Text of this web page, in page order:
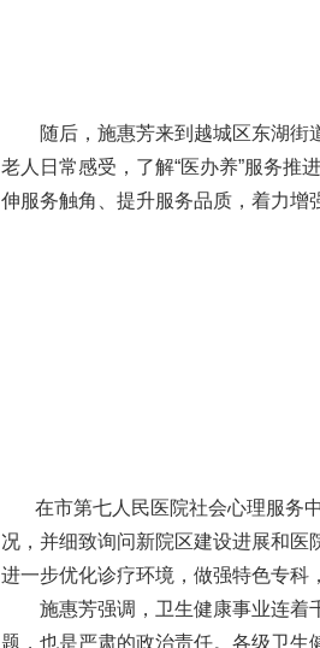
随后，施惠芳来到越城区东湖街道
老人日常感受，了解“医办养”服务推
伸服务触角、提升服务品质，着力增
在市第七人民医院社会心理服务中
况，并细致询问新院区建设进展和医
进一步优化诊疗环境，做强特色专科
施惠芳强调，卫生健康事业连着千
题，也是严肃的政治责任。各级卫生